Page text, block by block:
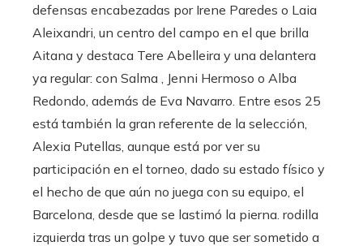
defensas encabezadas por Irene Paredes o Laia
Aleixandri, un centro del campo en el que brilla
Aitana y destaca Tere Abelleira y una delantera
ya regular: con Salma , Jenni Hermoso o Alba
Redondo, además de Eva Navarro. Entre esos 25
está también la gran referente de la selección,
Alexia Putellas, aunque está por ver su
participación en el torneo, dado su estado físico y
el hecho de que aún no juega con su equipo, el
Barcelona, ​​desde que se lastimó la pierna. rodilla
izquierda tras un golpe y tuvo que ser sometido a